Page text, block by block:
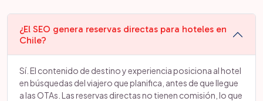
¿El SEO genera reservas directas para hoteles en
Chile?
Sí. El contenido de destino y experiencia posiciona al hotel
en búsquedas del viajero que planifica, antes de que llegue
a las OTAs. Las reservas directas no tienen comisión, lo que